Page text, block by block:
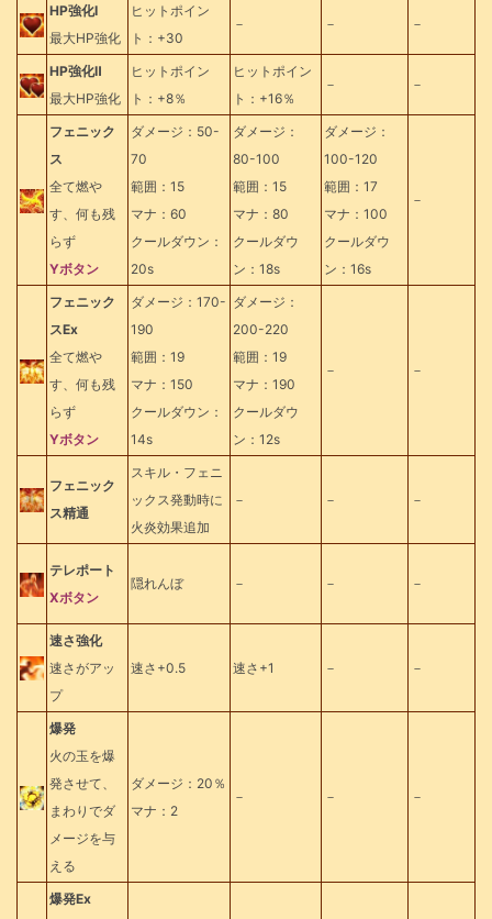
HP強化Ⅰ
最大HP強化
ヒットポイン
ト：+30
－ － －
HP強化Ⅱ
最大HP強化
ヒットポイン
ト：+8％
ヒットポイン
ト：+16％
－ －
フェニック
ス
全て燃や
す、何も残
らず
Yボタン
ダメージ：50-
70
範囲：15
マナ：60
クールダウン：
20s
ダメージ：
80-100
範囲：15
マナ：80
クールダウ
ン：18s
ダメージ：
100-120
範囲：17
マナ：100
クールダウ
ン：16s
－
フェニック
スEx
全て燃や
す、何も残
らず
Yボタン
ダメージ：170-
190
範囲：19
マナ：150
クールダウン：
14s
ダメージ：
200-220
範囲：19
マナ：190
クールダウ
ン：12s
－ －
フェニック
ス精通
スキル・フェニ
ックス発動時に
火炎効果追加
－ － －
テレポート
Xボタン
隠れんぼ － － －
速さ強化
速さがアッ
プ
速さ+0.5 速さ+1 － －
爆発
火の玉を爆
発させて、
まわりでダ
メージを与
える
ダメージ：20％
マナ：2
－ － －
爆発Ex